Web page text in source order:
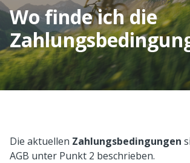
Wo finde ich die
Die aktuellen Zahlungsbedingungen
AGB unter Punkt 2 beschrieben.